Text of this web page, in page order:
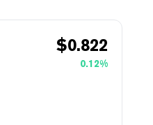
$0.822
0.12%